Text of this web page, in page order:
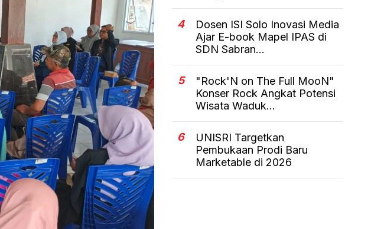
4
Dosen ISI Solo Inovasi Media
Ajar E-book Mapel IPAS di
SDN Sabran...
5
"Rock'N on The Full MooN"
Konser Rock Angkat Potensi
Wisata Waduk...
6
UNISRI Targetkan
Pembukaan Prodi Baru
Marketable di 2026